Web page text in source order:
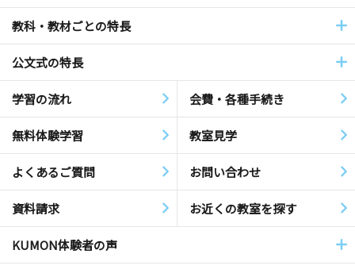
教科・教材ごとの特長
公文式の特長
学習の流れ 会費・各種手続き
無料体験学習 教室見学
よくあるご質問 お問い合わせ
資料請求 お近くの教室を探す
KUMON体験者の声